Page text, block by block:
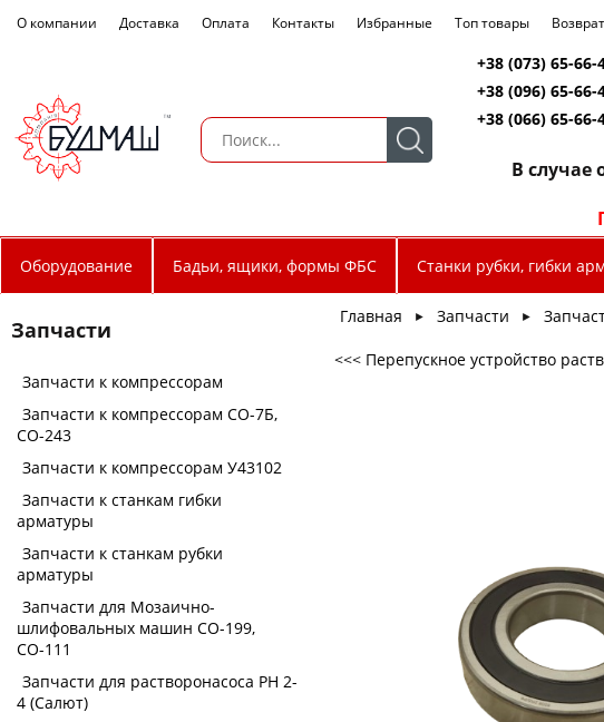
О компании Доставка Оплата Контакты Избранные Топ товары
+38 (073) 65-66-
+38 (096) 65-66-
+38 (066) 65-66-
В случае
Оборудование Бадьи, ящики, формы ФБС Станки рубки, гибки
Запчасти
Запчасти к компрессорам
Запчасти к компрессорам СО-7Б,
СО-243
Запчасти к компрессорам У43102
Запчасти к станкам гибки
арматуры
Запчасти к станкам рубки
арматуры
Запчасти для Мозаично-
шлифовальных машин СО-199,
СО-111
Запчасти для растворонасоса РН 2-
4 (Салют)
Главная ► Запчасти ►
<<< Перепускное устройство